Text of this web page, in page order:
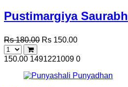
Pustimargiya Saurabh
Rs 180.00 Rs 150.00
150.00 1491221009 0